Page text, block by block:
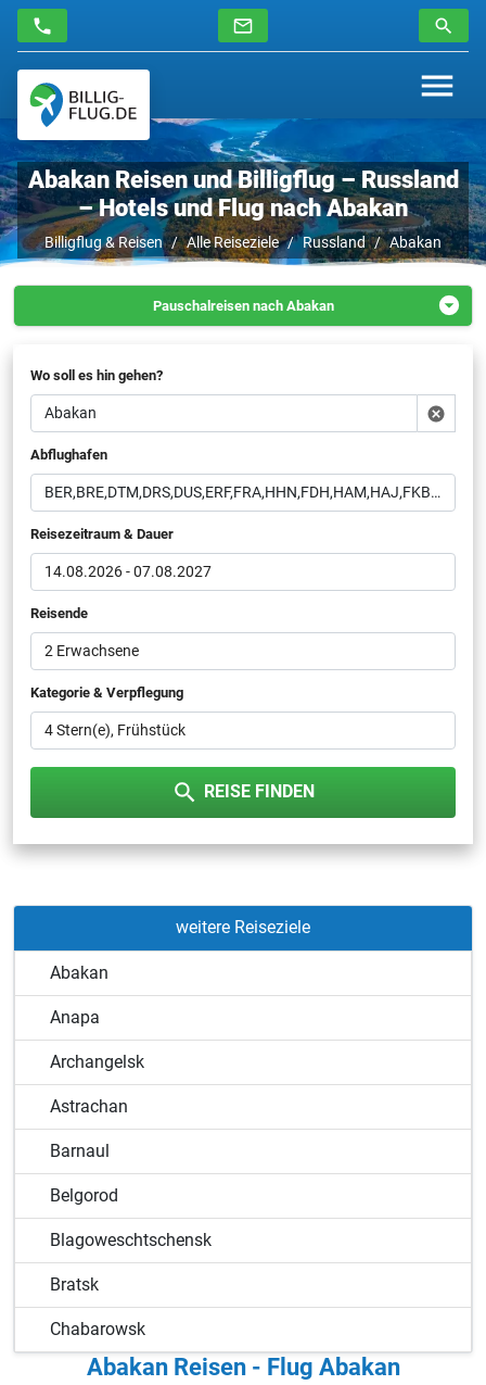
Abakan Reisen und Billigflug – Russland
– Hotels und Flug nach Abakan
Billigflug & Reisen Alle Reiseziele Russland Abakan
Pauschalreisen nach Abakan
Hotels in Abakan
Flüge nach Abakan
Wo soll es hin gehen?
Abflughafen
Reisezeitraum & Dauer
14.08.2026-07.08.2027
Reisende
2 Erwachsene
Kategorie & Verpflegung
4 Frühstück
REISE FINDEN
weitere Reiseziele
Abakan
Anapa
Archangelsk
Astrachan
Barnaul
Belgorod
Blagoweschtschensk
Bratsk
Chabarowsk
Gelendschik
Abakan Reisen - Flug Abakan